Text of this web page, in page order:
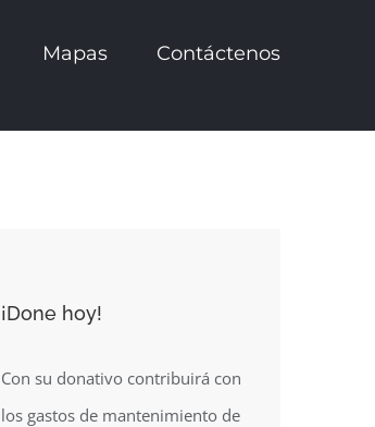
Mapas Contáctenos
¡Done hoy!
Con su donativo contribuirá con
los gastos de mantenimiento de